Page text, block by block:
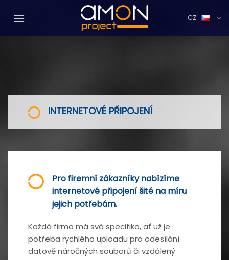
CZ
INTERNETOVÉ PŘIPOJENÍ
Pro firemní zákazníky nabízíme
internetové připojení šité na míru
jejich potřebám.
Každá firma má svá specifika, ať už je
potřeba rychlého uploadu pro odesílání
datově náročných souborů či vzdálený